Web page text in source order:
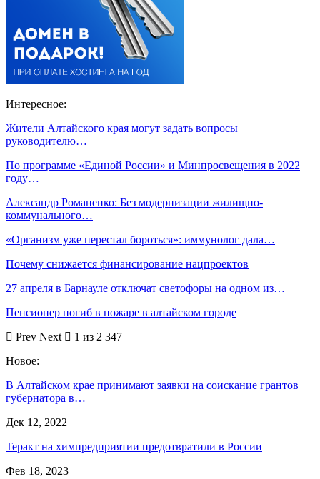
Интересное:
Жители Алтайского края могут задать вопросы
руководителю…
По программе «Единой России» и Минпросвещения в 2022
году…
Александр Романенко: Без модернизации жилищно-
коммунального…
«Организм уже перестал бороться»: иммунолог дала…
Почему снижается финансирование нацпроектов
27 апреля в Барнауле отключат светофоры на одном из…
Пенсионер погиб в пожаре в алтайском городе
Prev Next
1 из 2 347
Новое:
В Алтайском крае принимают заявки на соискание грантов
губернатора в…
Дек 12, 2022
Теракт на химпредприятии предотвратили в России
Фев 18, 2023